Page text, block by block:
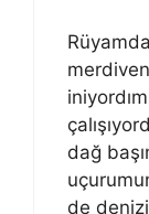
dağ
de